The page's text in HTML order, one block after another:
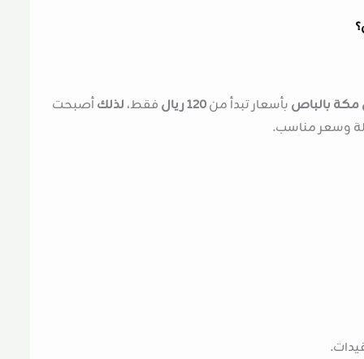
مكة بالباص بأسعار تبدأ من120 ريال فقط، لذلكأصبحت
وسعر مناسب.